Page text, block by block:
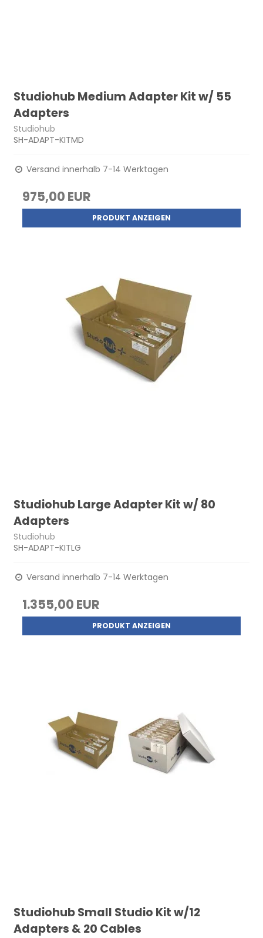
Studiohub Medium Adapter Kit w/ 55
Adapters
Studiohub
SH-ADAPT-KITMD
Versand innerhalb 7-14 Werktagen
975,00 EUR
PRODUKT ANZEIGEN
Studiohub Large Adapter Kit w/ 80
Adapters
Studiohub
SH-ADAPT-KITLG
Versand innerhalb 7-14 Werktagen
1.355,00 EUR
PRODUKT ANZEIGEN
Studiohub Small Studio Kit w/12
Adapters & 20 Cables